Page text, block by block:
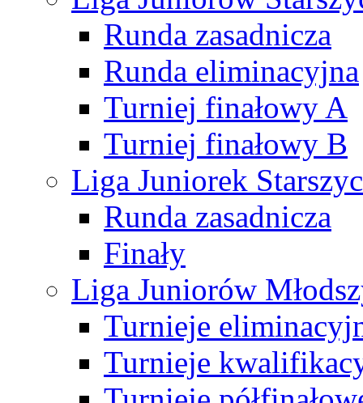
Runda zasadnicza
Runda eliminacyjna
Turniej finałowy A
Turniej finałowy B
Liga Juniorek
Runda zasadnicza
Finały
Liga Juniorów
Turnieje
Turnieje